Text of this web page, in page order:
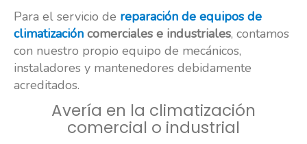
Para el servicio de reparación de equipos de
climatización comerciales e industriales, contamos
con nuestro propio equipo de mecánicos,
instaladores y mantenedores debidamente
acreditados.
Avería en la climatización
comercial o industrial